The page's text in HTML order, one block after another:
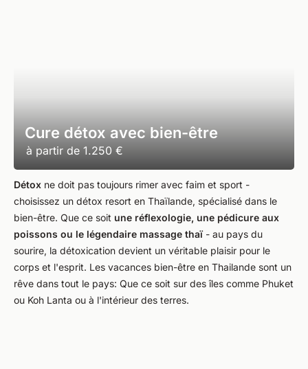
Cure détox avec bien-être
à partir de 1.250 €
Détox ne doit pas toujours rimer avec faim et sport -
choisissez un détox resort en Thaïlande, spécialisé dans le
bien-être. Que ce soit une réflexologie, une pédicure aux
poissons ou le légendaire massage thaï- au pays du
sourire, la détoxication devient un véritable plaisir pour le
corps et l'esprit. Les vacances bien-être en Thailande sont un
rêve dans tout le pays: Que ce soit sur des îles comme Phuket
ou Koh Lanta ou à l'intérieur des terres.